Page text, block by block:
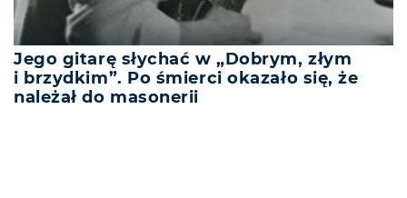
Jego gitarę słychać w „Dobrym, złym
i brzydkim”. Po śmierci okazało się, że
należał do masonerii